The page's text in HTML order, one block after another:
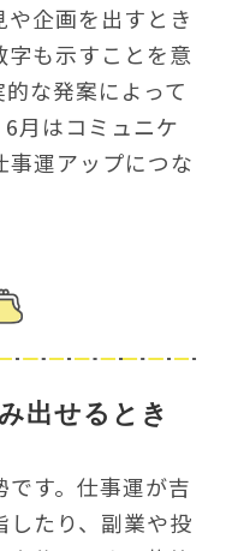
企画を出すとき
も示すことを意
な発案によって
月はコミュニケ
事運アップにつな
出せるとき
す。仕事運が吉
したり、副業や投